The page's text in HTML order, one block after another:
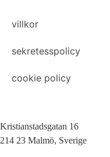
villkor
sekretesspolicy
cookie policy
Kristianstadsgatan 16
214 23 Malmö, Sverige